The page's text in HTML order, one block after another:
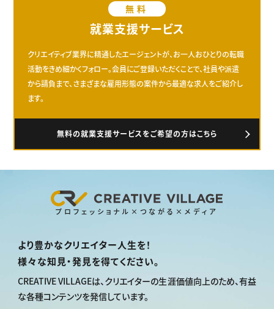
無料
就業支援サービス
クリエイティブ業界に精通したエージェントが、お一人おひとりの転職
活動をきめ細かくフォロー。会員にご登録いただくことで、社員や派遣
から請負まで、さまざまな雇用形態の案件から最適な求人をご紹介し
ます。
無料の就業支援サービスをご希望の方はこちら
プロフェッショナル×つながる×メディア
より豊かなクリエイター人生を！
様々な知見・発見を得てください。
CREATIVE VILLAGEは、クリエイターの生涯価値向上のため、有益
な各種コンテンツを発信しています。